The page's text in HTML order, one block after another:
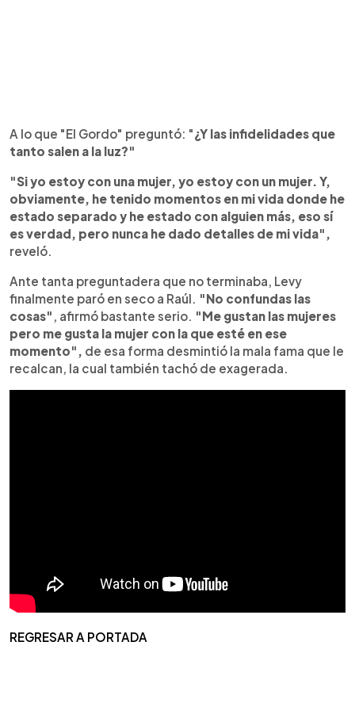
A lo que "El Gordo" preguntó: "¿Y las infidelidades que
tanto salen a la luz?"
"Si yo estoy con una mujer, yo estoy con un mujer. Y,
obviamente, he tenido momentos en mi vida donde he
estado separado y he estado con alguien más, eso sí
es verdad, pero nunca he dado detalles de mi vida",
reveló.
Ante tanta preguntadera que no terminaba, Levy
finalmente paró en seco a Raúl.
"No confundas las
cosas" , afirmó bastante serio. "Me gustan las mujeres
pero me gusta la mujer con la que esté en ese
momento", de esa forma desmintió la mala fama que le
recalcan, la cual también tachó de exagerada.
REGRESAR A PORTADA